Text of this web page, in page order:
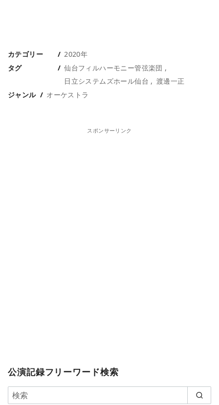
カテゴリー
2020年
タグ
仙台フィルハーモニー管弦楽団
日立システムズホール仙台
渡邊一正
ジャンル
オーケストラ
スポンサーリンク
公演記録フリーワード検索